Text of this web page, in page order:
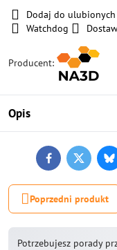
Dodaj do ulubionych
Watchdog
Producent:
Opis
FacebookTwitter
Poprzedni produkt
Potrzebujesz porady